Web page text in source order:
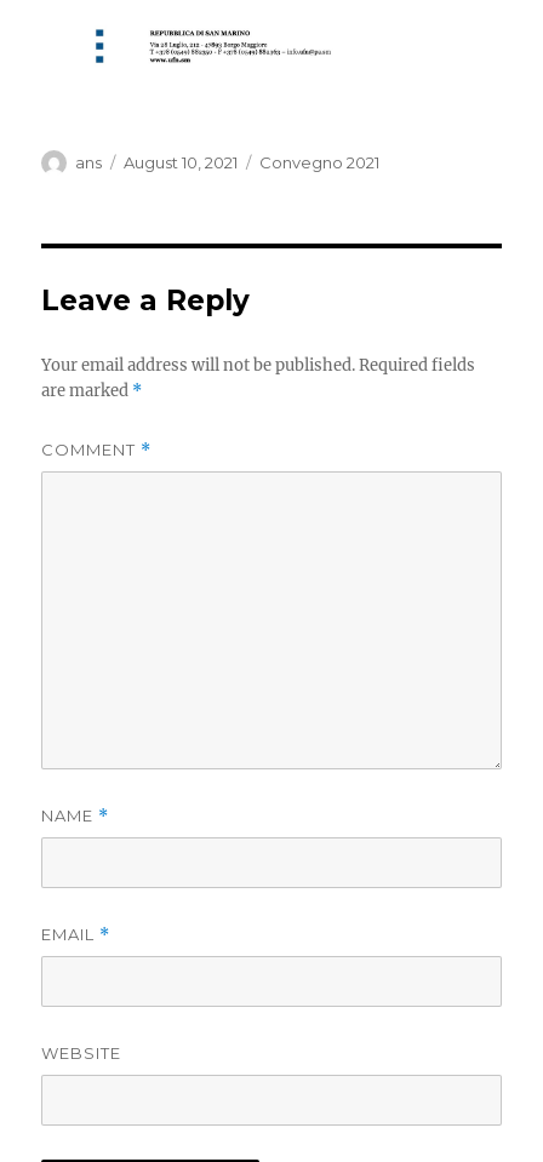
Author
ans
Posted
August 10, 2021 Categories
Convegno 2021
Leave a Reply
Your email address will not be published. Required fields
are marked *
COMMENT *
NAME *
EMAIL *
WEBSITE